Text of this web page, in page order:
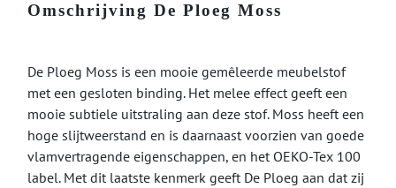
Omschrijving De Ploeg Moss
De Ploeg Moss is een mooie gemêleerde meubelstof
met een gesloten binding. Het melee effect geeft een
mooie subtiele uitstraling aan deze stof. Moss heeft een
hoge slijtweerstand en is daarnaast voorzien van goede
vlamvertragende eigenschappen, en het OEKO-Tex 100
label. Met dit laatste kenmerk geeft De Ploeg aan dat zij